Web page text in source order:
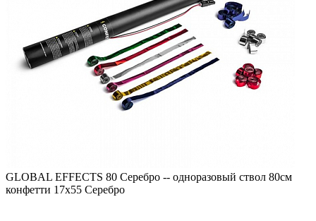
GLOBAL EFFECTS 80 Серебро -- одноразовый ствол 80см
конфетти 17х55 Серебро